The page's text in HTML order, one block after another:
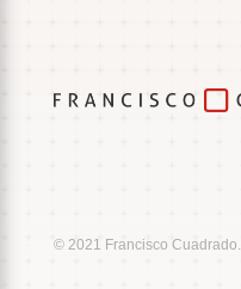
© 2021 Francisco Cuadrado.